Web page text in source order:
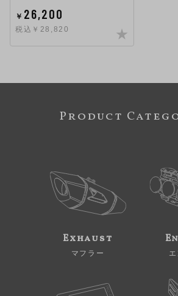
￥ 26,200
税込￥28,820
Product
Exhaust
マフラー